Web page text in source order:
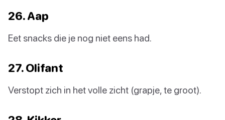
26. Aap
Eet snacks die je nog niet eens had.
27. Olifant
Verstopt zich in het volle zicht (grapje, te groot).